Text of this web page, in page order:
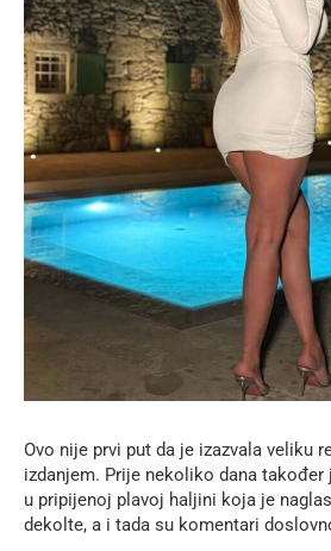
Ovo nije prvi put da je izazvala veliku
izdanjem. Prije nekoliko dana
u pripijenoj plavoj haljini koja je
dekolte, a i tada su komentari